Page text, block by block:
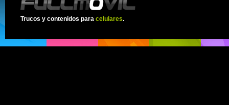
Trucos y contenidos para celulares.